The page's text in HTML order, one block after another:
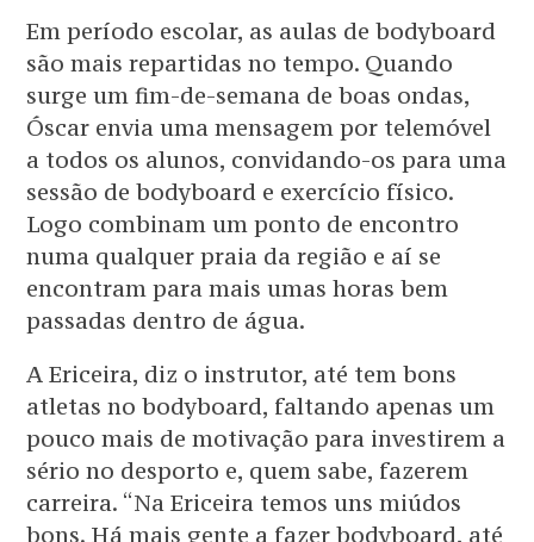
Em período escolar, as aulas de bodyboard
são mais repartidas no tempo. Quando
surge um fim-de-semana de boas ondas,
Óscar envia uma mensagem por telemóvel
a todos os alunos, convidando-os para uma
sessão de bodyboard e exercício físico.
Logo combinam um ponto de encontro
numa qualquer praia da região e aí se
encontram para mais umas horas bem
passadas dentro de água.
A Ericeira, diz o instrutor, até tem bons
atletas no bodyboard, faltando apenas um
pouco mais de motivação para investirem a
sério no desporto e, quem sabe, fazerem
carreira. “Na Ericeira temos uns miúdos
bons. Há mais gente a fazer bodyboard, até